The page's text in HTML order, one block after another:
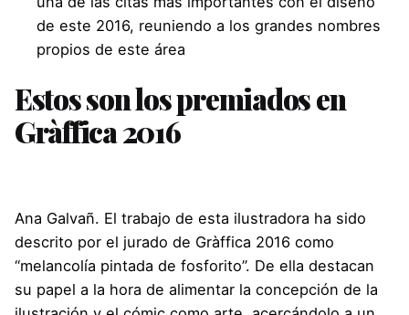
de este 2016, reuniendo a los grandes nombres
propios de este área
Estos son los premiados en
Gràffica 2016
Ana Galvañ. El trabajo de esta ilustradora ha sido
descrito por el jurado de Gràffica 2016 como
“melancolía pintada de fosforito”. De ella destacan
su papel a la hora de alimentar la concepción de la